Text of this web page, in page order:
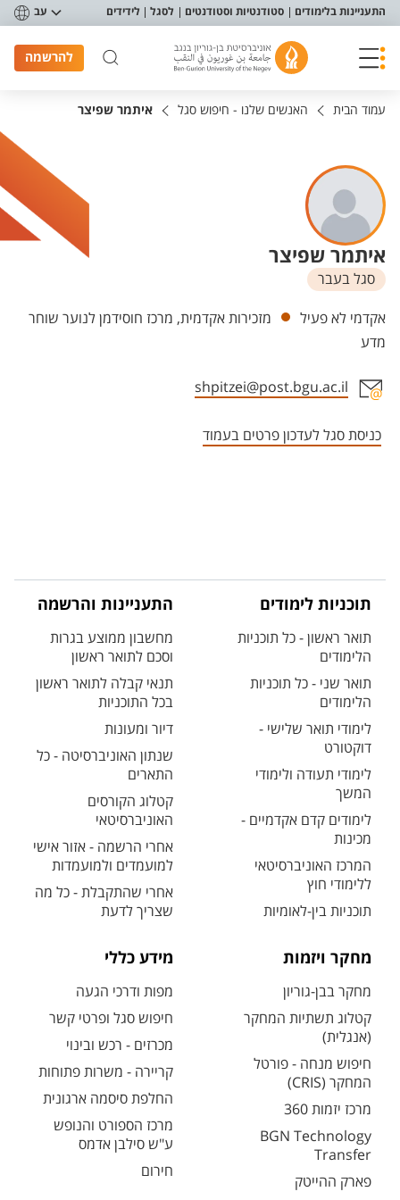
תפריט נגישות
התעניינות בלימודים סטודנטיות וסטודנטים לסגל לידידים עב
להרשמה
עמוד הבית האנשים שלנו - חיפוש סגל איתמר שפיצר
איתמר שפיצר
סגל בעבר
יחידות
אקדמי לא פעיל
מזכירות אקדמית, מרכז חוסידמן לנוער שוחר
מדע
shpitzei@post.bgu.ac.il
כניסת סגל לעדכון פרטים בעמוד
תוכניות לימודים
תואר ראשון - כל תוכניות
הלימודים
תואר שני - כל תוכניות
הלימודים
לימודי תואר שלישי -
דוקטורט
לימודי תעודה ולימודי
המשך
לימודים קדם אקדמיים -
מכינות
המרכז האוניברסיטאי
ללימודי חוץ
תוכניות בין-לאומיות
התעניינות והרשמה
מחשבון ממוצע בגרות
וסכם לתואר ראשון
תנאי קבלה לתואר ראשון
בכל התוכניות
דיור ומעונות
שנתון האוניברסיטה - כל
התארים
קטלוג הקורסים
האוניברסיטאי
אחרי הרשמה - אזור אישי
למועמדים ולמועמדות
אחרי שהתקבלת - כל מה
שצריך לדעת
מחקר ויזמות
מחקר בבן-גוריון
קטלוג תשתיות המחקר
(אנגלית)
חיפוש מנחה - פורטל
המחקר (CRIS)
מרכז יזמות 360
BGN Technology
Transfer
פארק ההייטק
מידע כללי
מפות ודרכי הגעה
חיפוש סגל ופרטי קשר
מכרזים - רכש ובינוי
קריירה - משרות פתוחות
החלפת סיסמה ארגונית
מרכז הספורט והנופש
ע"ש סילבן אדמס
חירום